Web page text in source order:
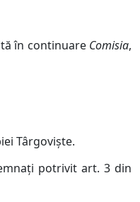
în continuare Comisia,
Târgovişte.
potrivit art. 3 din